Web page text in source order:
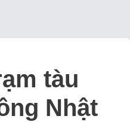
tàu
Nhật